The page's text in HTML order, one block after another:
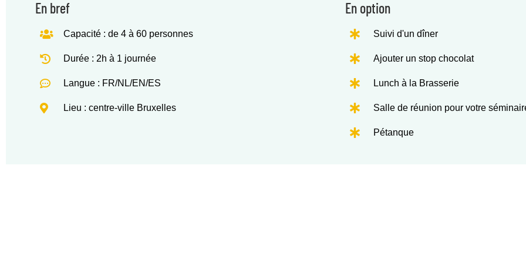
En bref
Capacité : de 4 à 60 personnes
Durée : 2h à 1 journée
Langue : FR/NL/EN/ES
Lieu : centre-ville Bruxelles
En option
Suivi d'un dîner
Ajouter un stop chocolat
Lunch à la Brasserie
Salle de réunion pour votre
Pétanque